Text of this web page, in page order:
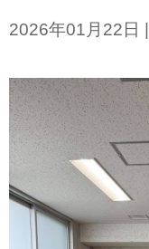
2026年01月22日 |